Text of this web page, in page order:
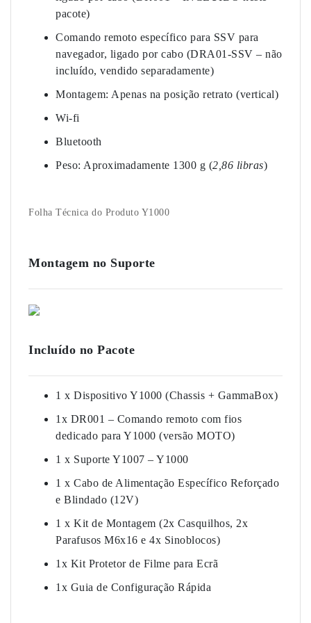
pacote)
Comando remoto específico para SSV para
navegador, ligado por cabo (DRA01-SSV – não
incluído, vendido separadamente)
Montagem: Apenas na posição retrato (vertical)
Wi-fi
Bluetooth
Peso: Aproximadamente 1300 g (2,86 libras)
Folha Técnica do Produto Y1000
Montagem no Suporte
Incluído no Pacote
1 x Dispositivo Y1000 (Chassis + GammaBox)
1x DR001 – Comando remoto com fios
dedicado para Y1000 (versão MOTO)
1 x Suporte Y1007 – Y1000
1 x Cabo de Alimentação Específico Reforçado
e Blindado (12V)
1 x Kit de Montagem (2x Casquilhos, 2x
Parafusos M6x16 e 4x Sinoblocos)
1x Kit Protetor de Filme para Ecrã
1x Guia de Configuração Rápida